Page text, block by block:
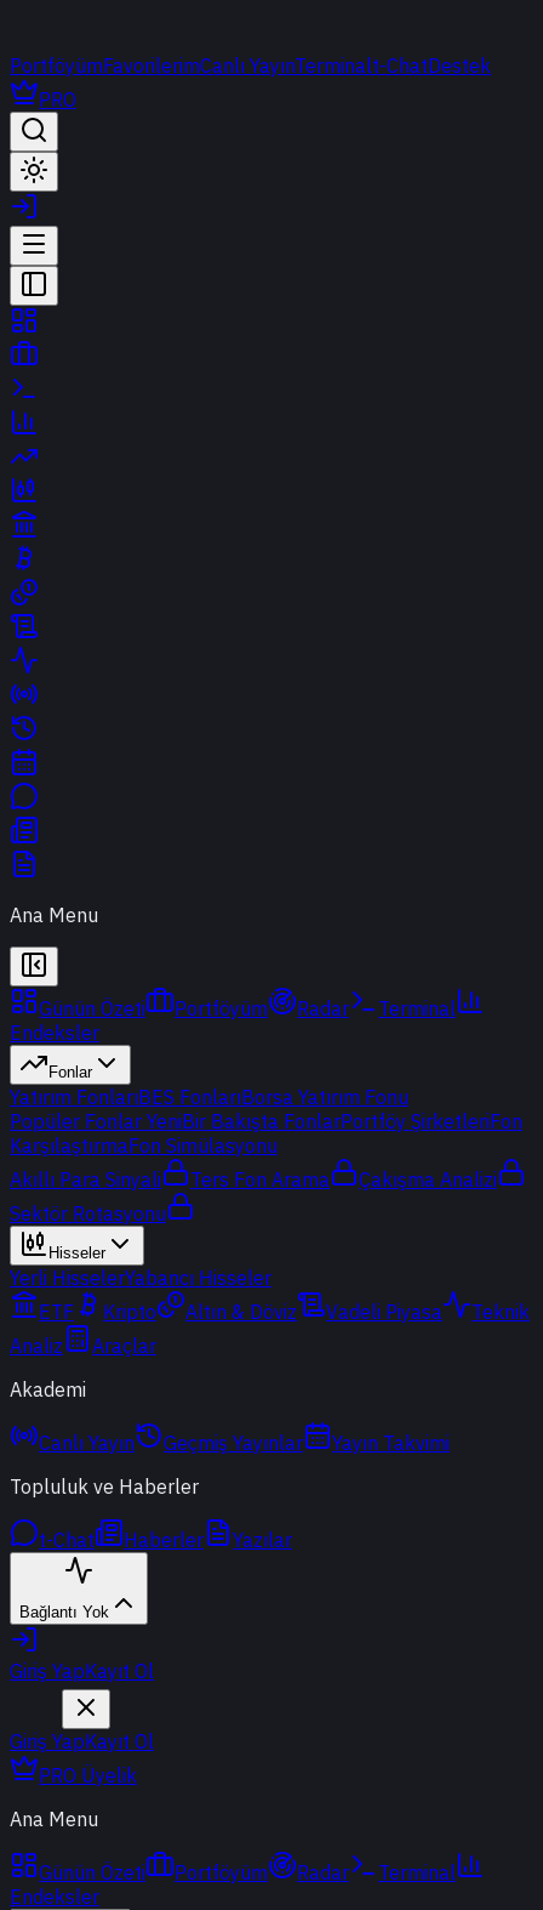
PortföyümFavorilerimCanlı YayınTerminalt-ChatDestek
PRO
Ana Menu
Günün Özeti Portföyüm Radar
Terminal
Endeksler
Fonlar
Yatırım FonlarıBES FonlarıBorsa Yatırım Fonu
Popüler Fonlar YeniBir Bakışta FonlarPortföy ŞirketleriFon
KarşılaştırmaFon Simülasyonu
Akıllı Para Sinyali
Ters Fon Arama
Çakışma Analizi
Sektör Rotasyonu
Hisseler
Yerli HisselerYabancı Hisseler
ETF
Kripto Altın & Döviz Vadeli Piyasa
Teknik
Analiz
Araçlar
Akademi
Canlı Yayın Geçmiş Yayınlar
Yayın Takvimi
Topluluk ve Haberler
t-Chat Haberler Yazılar
Bağlantı Yok
Giriş YapKayıt Ol
Giriş YapKayıt Ol
PRO Üyelik
Ana Menu
Günün Özeti Portföyüm Radar
Terminal
Endeksler